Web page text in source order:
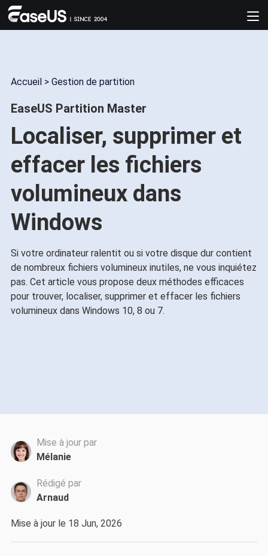
Accueil > Gestion de partition
EaseUS Partition Master
Localiser, supprimer et
effacer les fichiers
volumineux dans
Windows
Si votre ordinateur ralentit ou si votre disque dur contient
de nombreux fichiers volumineux inutiles, ne vous inquiétez
pas. Cet article vous propose deux méthodes efficaces
pour trouver, localiser, supprimer et effacer les fichiers
volumineux dans Windows 10, 8 ou 7.
Mise à jour par
Mélanie
Rédigé par
Arnaud
Mise à jour le 18 Jun, 2026